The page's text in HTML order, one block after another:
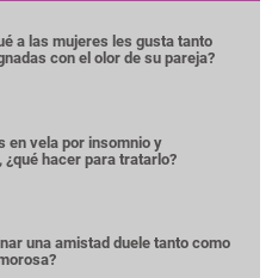
a las mujeres les gusta tanto
con el olor de su pareja?
en vela por insomnio y
¿qué hacer para tratarlo?
una amistad duele tanto como